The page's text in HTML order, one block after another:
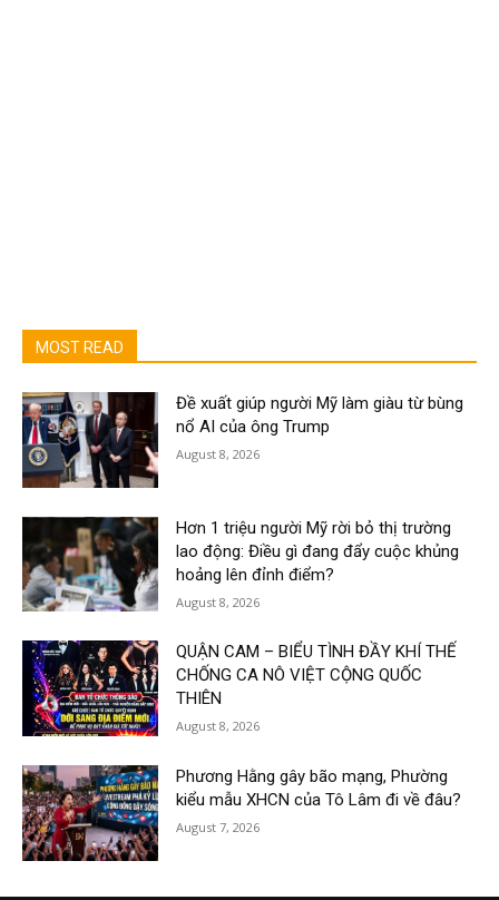
MOST READ
Đề xuất giúp người Mỹ làm giàu từ bùng
nổ AI của ông Trump
August 8, 2026
Hơn 1 triệu người Mỹ rời bỏ thị trường
lao động: Điều gì đang đẩy cuộc khủng
hoảng lên đỉnh điểm?
August 8, 2026
QUẬN CAM – BIỂU TÌNH ĐẦY KHÍ THẾ
CHỐNG CA NÔ VIỆT CỘNG QUỐC
THIÊN
August 8, 2026
Phương Hằng gây bão mạng, Phường
kiểu mẫu XHCN của Tô Lâm đi về đâu?
August 7, 2026